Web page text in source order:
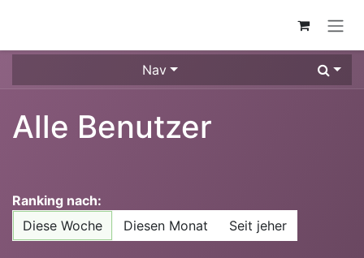
Nav
Alle Benutzer
Ranking nach:
Diese Woche
Diesen Monat Seit jeher